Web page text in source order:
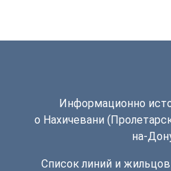
Информационно
о Нахичевани
на-
Список линий и